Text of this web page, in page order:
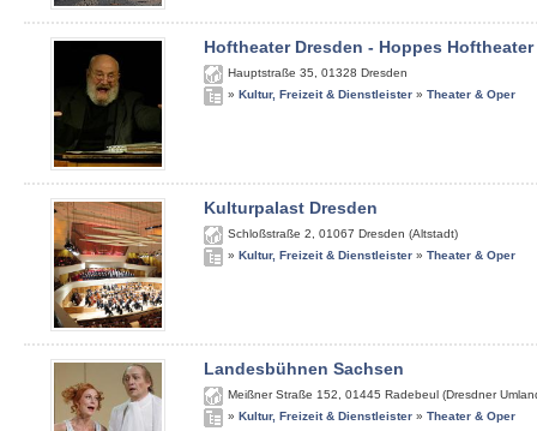
Hoftheater Dresden - Hoppes Hoftheater
Hauptstraße 35 01328 Dresden
» Kultur, Freizeit & Dienstleister » Theater & Oper
Kulturpalast Dresden
Schloßstraße 2 01067 Dresden (Altstadt)
» Kultur, Freizeit & Dienstleister » Theater & Oper
Landesbühnen Sachsen
Meißner Straße 152 01445 Radebeul (Dresdner
» Kultur, Freizeit & Dienstleister » Theater & Oper